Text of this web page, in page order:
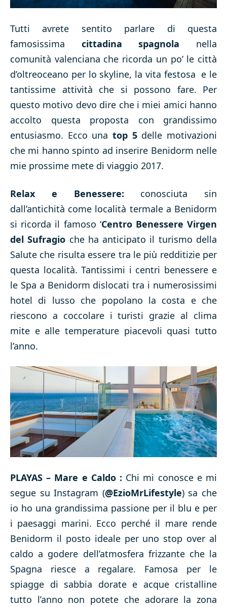
Tutti avrete sentito parlare di questa
famosissima cittadina spagnola nella
comunità valenciana che ricorda un po’ le città
d’oltreoceano per lo skyline, la vita festosa e le
tantissime attività che si possono fare. Per
questo motivo devo dire che i miei amici hanno
accolto questa proposta con grandissimo
entusiasmo. Ecco una top 5delle motivazioni
che mi hanno spinto ad inserire Benidorm nelle
mie prossime mete di viaggio 2017.
Relax e Benessere: conosciuta sin
dall’antichità come località termale a Benidorm
si ricorda il famoso ‘Centro Benessere Virgen
del Sufragio che ha anticipato il turismo della
Salute che risulta essere tra le più redditizie per
questa località. Tantissimi i centri benessere e
le Spa a Benidorm dislocati tra i numerosissimi
hotel di lusso che popolano la costa e che
riescono a coccolare i turisti grazie al clima
mite e alle temperature piacevoli quasi tutto
l’anno.
PLAYAS – Mare e Caldo : Chi mi conosce e mi
segue su Instagram (@EzioMrLifestyle) sa che
io ho una grandissima passione per il blu e per
i paesaggi marini. Ecco perché il mare rende
Benidorm il posto ideale per uno stop over al
caldo a godere dell’atmosfera frizzante che la
Spagna riesce a regalare. Famosa per le
spiagge di sabbia dorate e acque cristalline
tutto l’anno non potete che adorare la zona